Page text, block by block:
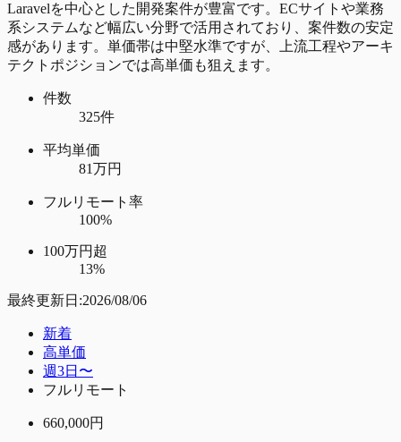
Laravelを中心とした開発案件が豊富です。ECサイトや業務
系システムなど幅広い分野で活用されており、案件数の安定
感があります。単価帯は中堅水準ですが、上流工程やアーキ
テクトポジションでは高単価も狙えます。
件数
325件
平均単価
81万円
フルリモート率
100%
100万円超
13%
最終更新日:2026/08/06
新着
高単価
週3日〜
フルリモート
660,000円